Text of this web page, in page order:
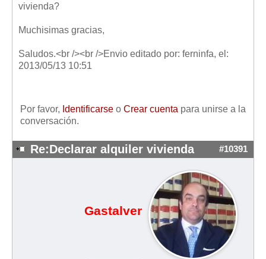
vivienda?
Muchisimas gracias,
Saludos.<br /><br />Envio editado por: ferninfa, el:
2013/05/13 10:51
Por favor, Identificarse o Crear cuenta para unirse a la
conversación.
Re:Declarar alquiler vivienda #10391
Gastalver